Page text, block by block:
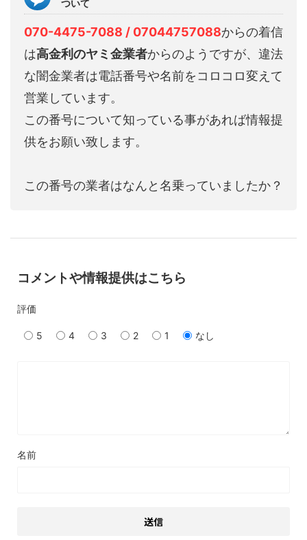
ついて
070-4475-7088 / 07044757088からの着信
は高金利のヤミ金業者からのようですが、違法
な闇金業者は電話番号や名前をコロコロ変えて
営業しています。
この番号について知っている事があれば情報提
供をお願い致します。
この番号の業者はなんと名乗っていましたか？
コメントや情報提供はこちら
評価
5 4 3 2 1 なし
名前